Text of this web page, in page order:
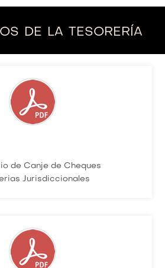
de la tesorería
de Canje de Cheques
Jurisdiccionales